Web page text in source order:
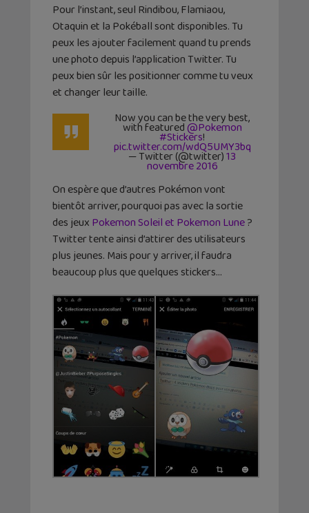
Pour l’instant, seul Rindibou, Flamiaou,
Otaquin et la Pokéball sont disponibles. Tu
peux les ajouter facilement quand tu prends
une photo depuis l’application Twitter. Tu
peux bien sûr les positionner comme tu veux
et changer leur taille.
Now you can be the very best,
with featured@Pokemon
#Stickers!
pic.twitter.com/wdQ5UMY3bq
— Twitter (@twitter)13
novembre 2016
On espère que d’autres Pokémon vont
bientôt arriver, pourquoi pas avec la sortie
des jeux Pokemon Soleil et Pokemon Lune?
Twitter tente ainsi d’attirer des utilisateurs
plus jeunes. Mais pour y arriver, il faudra
beaucoup plus que quelques stickers…